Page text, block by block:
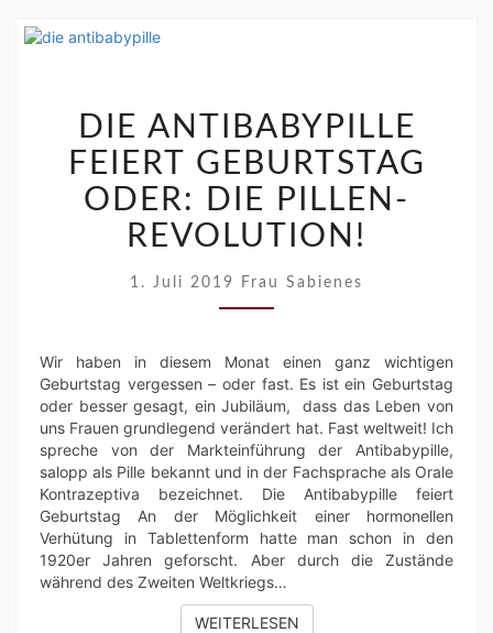
ANTIBABYPILLE
FEIERT
GEBURTSTAG
ODER:
DIE
PILLEN-
REVOLUTION!
DIE ANTIBABYPILLE
FEIERT GEBURTSTAG
ODER: DIE PILLEN-
REVOLUTION!
1. Juli 2019 Frau Sabienes
Wir haben in diesem Monat einen ganz wichtigen
Geburtstag vergessen – oder fast. Es ist ein Geburtstag
oder besser gesagt, ein Jubiläum, dass das Leben von
uns Frauen grundlegend verändert hat. Fast weltweit! Ich
spreche von der Markteinführung der Antibabypille,
salopp als Pille bekannt und in der Fachsprache als Orale
Kontrazeptiva bezeichnet. Die Antibabypille feiert
Geburtstag An der Möglichkeit einer hormonellen
Verhütung in Tablettenform hatte man schon in den
1920er Jahren geforscht. Aber durch die Zustände
während des Zweiten Weltkriegs…
WEITERLESENWEITERLESEN